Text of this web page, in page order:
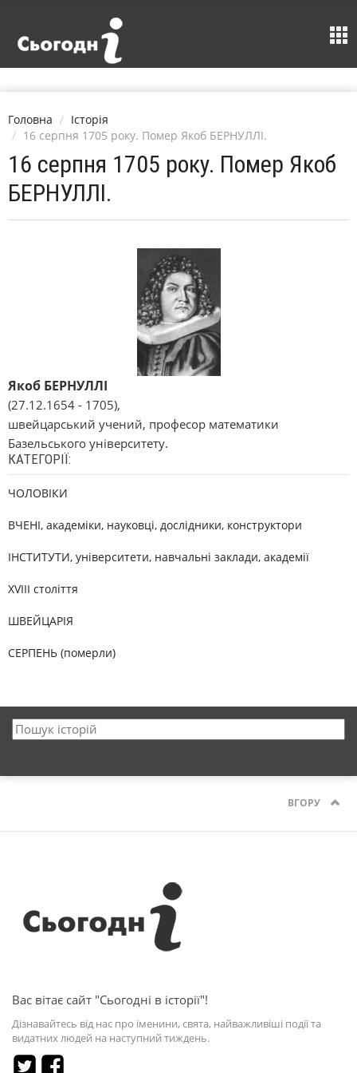
Головна
Історія
16 серпня 1705 року. Помер Якоб БЕРНУЛЛІ.
16 серпня 1705 року. Помер Якоб
БЕРНУЛЛІ.
Якоб БЕРНУЛЛІ
(27.12.1654 - 1705),
швейцарський учений, професор математики
Базельського університету.
КАТЕГОРІЇ:
ЧОЛОВІКИ
ВЧЕНІ, академіки, науковці, дослідники, конструктори
ІНСТИТУТИ, університети, навчальні заклади, академії
XVIII століття
ШВЕЙЦАРІЯ
СЕРПЕНЬ (померли)
ВГОРУ
Вас вітає сайт "Сьогодні в історії"!
Дізнавайтесь від нас про іменини, свята, найважливіші події та
видатних людей на наступний тиждень.